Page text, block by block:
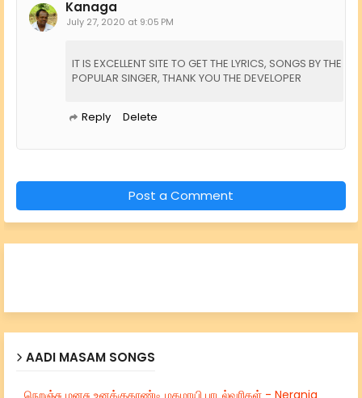
Kanaga
July 27, 2020 at 9:05 PM
IT IS EXCELLENT SITE TO GET THE LYRICS, SONGS BY THE
POPULAR SINGER, THANK YOU THE DEVELOPER
Reply Delete
Post a Comment
AADI MASAM SONGS
நெறஞ்சு மனசு உனக்குதாண்டி மகமாயி பாடல்வரிகள் - Neranja